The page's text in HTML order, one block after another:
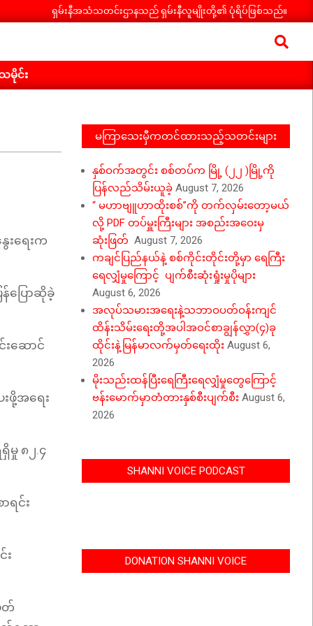
ရှမ်းနီအသံသတင်းဌာနသည် ရှမ်းနီလူမျိုးတို့၏ ပုံရိပ်ဖြစ်သည်။
Search
မိုင်း
ရေးက
ပြောဆိုခဲ့
းဆောင်
ဖို့အရေး
မှု ၈၂.၄
ရင်း
း
တ်
မကြာသေးမှီကတင်ထားသည့်သတင်းများ
နှစ်ဝက်အတွင်း စစ်တပ်က မြို့ (၂၂ )မြို့ကို
ပြန်လည်သိမ်းယူခဲ့ August 7, 2026
“ မဟာဗျူဟာထိုးစစ်”ကို တက်လှမ်းတော့မယ်
လို့ PDF တပ်မှူးကြီးများ အစည်းအဝေးမှ
ဆုံးဖြတ် August 7, 2026
ကချင်ပြည်နယ်နဲ့ စစ်ကိုင်းတိုင်းတို့မှာ ရေကြီး
ရေလျှံမှုကြောင့် ပျက်စီးဆုံးရှုံးမှုပိုများ
August 6, 2026
အလုပ်သမားအရေးနဲ့သဘာဝပတ်ဝန်းကျင်
ထိန်းသိမ်းရေးတို့အပါအဝင်စာချွန်လွှာ(၄)ခု
ထိုင်းနဲ့မြန်မာလက်မှတ်ရေးထိုး August 6,
2026
မိုးသည်းထန်ပြီးရေကြီးရေလျှံမှုတွေကြောင့်
ဗန်းမောက်မှာတံတားနှစ်စီးပျက်စီး August 6,
2026
SHANNI VOICE PODCAST
DONATION SHANNI VOICE